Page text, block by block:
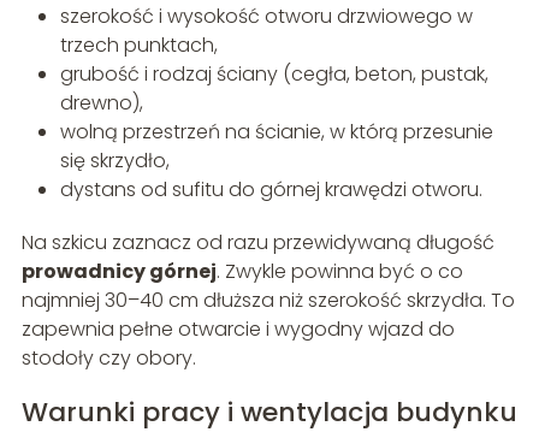
szerokość i wysokość otworu drzwiowego w
trzech punktach,
grubość i rodzaj ściany (cegła, beton, pustak,
drewno),
wolną przestrzeń na ścianie, w którą przesunie
się skrzydło,
dystans od sufitu do górnej krawędzi otworu.
Na szkicu zaznacz od razu przewidywaną długość
prowadnicy górnej. Zwykle powinna być o co
najmniej 30–40 cm dłuższa niż szerokość skrzydła. To
zapewnia pełne otwarcie i wygodny wjazd do
stodoły czy obory.
Warunki pracy i wentylacja budynku